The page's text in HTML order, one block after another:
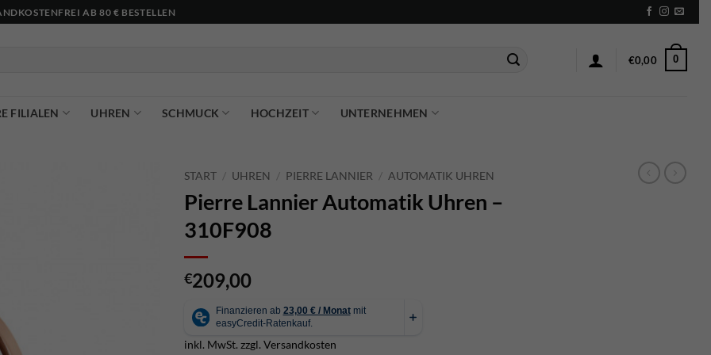
AB 80 € BESTELLEN
€0,00 0
FILIALEN UHREN SCHMUCK HOCHZEIT UNTERNEHMEN
START / UHREN / PIERRE LANNIER / AUTOMATIK UHREN
Pierre Lannier Automatik Uhren –
310F908
€209,00
inkl. MwSt. zzgl. Versandkosten